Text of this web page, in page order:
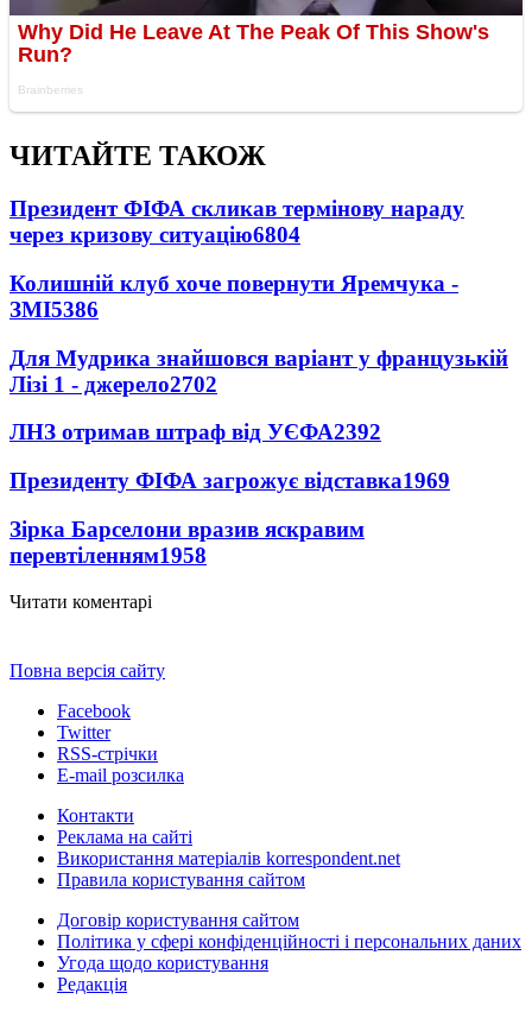
ЧИТАЙТЕ ТАКОЖ
Президент ФІФА скликав термінову нараду
через кризову ситуацію6804
Колишній клуб хоче повернути Яремчука -
ЗМІ5386
Для Мудрика знайшовся варіант у французькій
Лізі 1 - джерело2702
ЛНЗ отримав штраф від УЄФА2392
Президенту ФІФА загрожує відставка1969
Зірка Барселони вразив яскравим
перевтіленням1958
Читати коментарі
Повна версія сайту
Facebook
Twitter
RSS-стрічки
E-mail розсилка
Контакти
Реклама на сайті
Використання матеріалів korrespondent.net
Правила користування сайтом
Договір користування сайтом
Політика у сфері конфіденційності і персональних даних
Угода щодо користування
Редакція